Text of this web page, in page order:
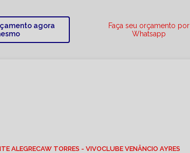
agora
Faça seu orçamento por
Whatsapp
ALEGRE CAW TORRES - VIVO CLUBE VENÂNCIO AYRES